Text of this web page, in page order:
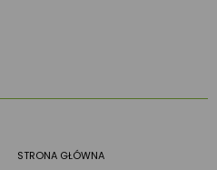
STRONA GŁÓWNA